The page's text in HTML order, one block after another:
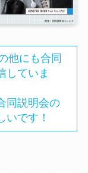
他にも合同
していま
同説明会の
です！